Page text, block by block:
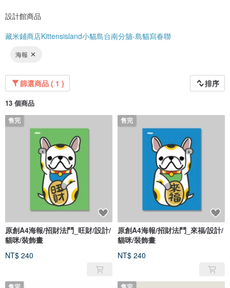
設計館商品
藏米鋪商店Kittensisland小貓島台南分舖-島貓寫春聯
海報
篩選商品 ( 1 ) 排序
13 個商品
售完
原創A4海報/招財法鬥_旺財/設計/
貓咪/裝飾畫
NT$ 240
售完
原創A4海報/招財法鬥_來福/設計/
貓咪/裝飾畫
NT$ 240